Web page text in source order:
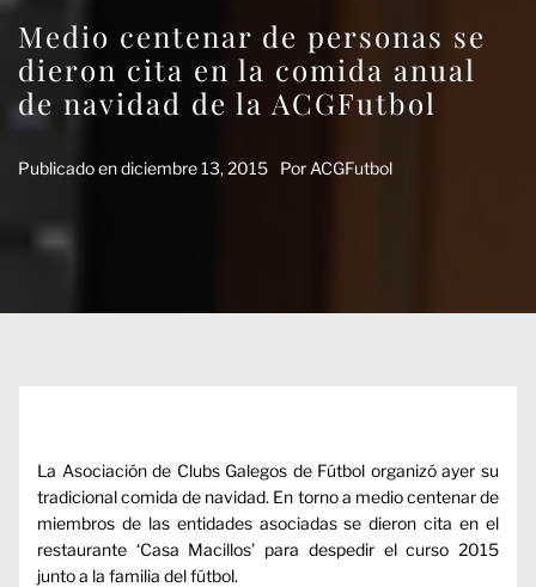
Medio centenar de personas se
dieron cita en la comida anual
de navidad de la ACGFutbol
Publicado endiciembre 13, 2015 Por ACGFutbol
La Asociación de Clubs Galegos de Fútbol organizó ayer su
tradicional comida de navidad. En torno a medio centenar de
miembros de las entidades asociadas se dieron cita en el
restaurante ‘Casa Macillos’ para despedir el curso 2015
junto a la familia del fútbol.